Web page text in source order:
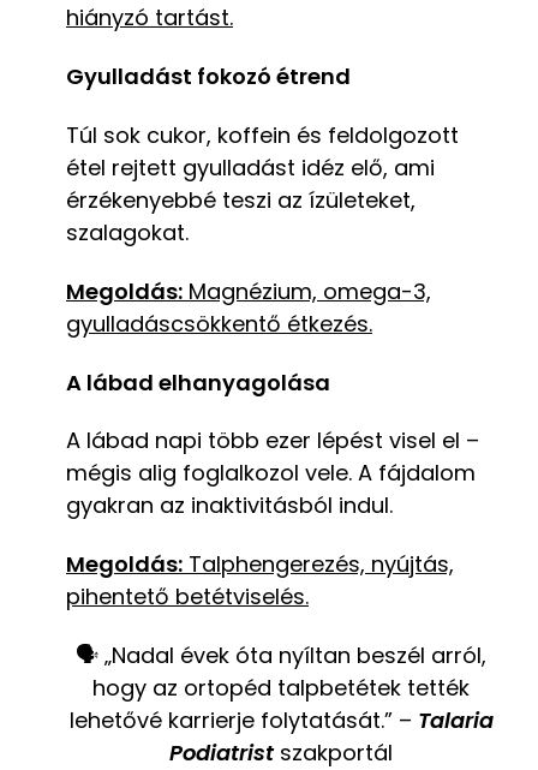
hiányzó tartást.
Gyulladást fokozó étrend
Túl sok cukor, koffein és feldolgozott
étel rejtett gyulladást idéz elő, ami
érzékenyebbé teszi az ízületeket,
szalagokat.
Megoldás: Magnézium, omega-3,
gyulladáscsökkentő étkezés.
A lábad elhanyagolása
A lábad napi több ezer lépést visel el –
mégis alig foglalkozol vele. A fájdalom
gyakran az inaktivitásból indul.
Megoldás: Talphengerezés, nyújtás,
pihentető betétviselés.
🗣️ „Nadal évek óta nyíltan beszél arról,
hogy az ortopéd talpbetétek tették
lehetővé karrierje folytatását.” – Talaria
Podiatristszakportál